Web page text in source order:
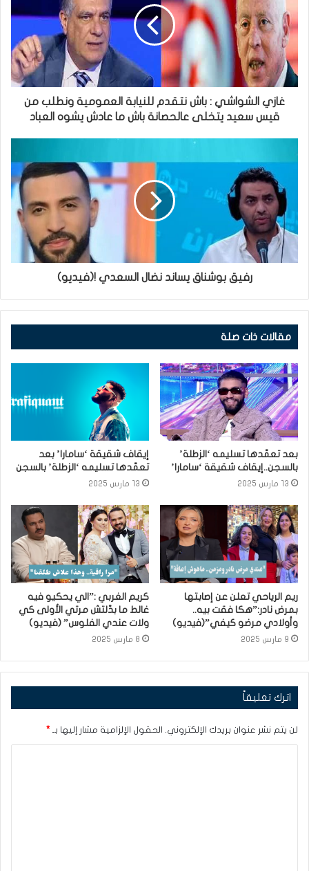
غازي الشواشي : باش نتقدم للنيابة العمومية ونطلب من
قيس سعيد يتخلى عالحصانة باش ما عادش يشوه العباد
رفيق بوشناق يساند نضال السعدي !(فيديو)
مقالات ذات صلة
بعد تعمّدها تسليمه ‘الزطلة’
بالسجن..إيقاف شقيقة ‘سامارا’
13 مارس 2025
إيقاف شقيقة ‘سامارا’ بعد
تعمّدها تسليمه ‘الزطلة’ بالسجن
13 مارس 2025
ريم الرياحي تعلن عن إصابتها
بمرض نادر:”هكا فقت بيه..
وأولادي مرضو كيفي”(فيديو)
9 مارس 2025
كريم الغربي :”الي يحكيو فيه
غالط ما بدّلتش مرتي الأولى كي
ولات عندي الفلوس” (فيديو)
8 مارس 2025
اترك تعليقاً
لن يتم نشر عنوان بريدك الإلكتروني. الحقول الإلزامية مشار إليها بـ *